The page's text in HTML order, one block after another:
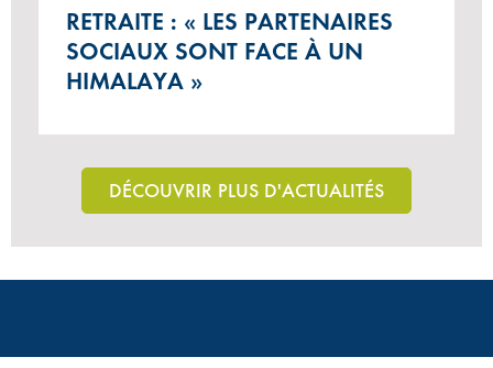
RETRAITE : « LES PARTENAIRES
SOCIAUX SONT FACE À UN
HIMALAYA »
DÉCOUVRIR PLUS D'ACTUALITÉS